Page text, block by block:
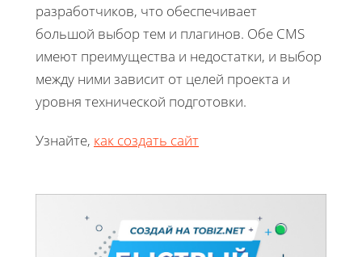
разработчиков, что обеспечивает
большой выбор тем и плагинов. Обе CMS
имеют преимущества и недостатки, и выбор
между ними зависит от целей проекта и
уровня технической подготовки.
Узнайте, как создать сайт